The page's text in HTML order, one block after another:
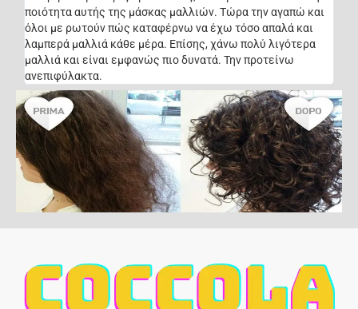
ποιότητα αυτής της μάσκας μαλλιών. Τώρα την αγαπώ και
όλοι με ρωτούν πώς καταφέρνω να έχω τόσο απαλά και
λαμπερά μαλλιά κάθε μέρα. Επίσης, χάνω πολύ λιγότερα
μαλλιά και είναι εμφανώς πιο δυνατά. Την προτείνω
ανεπιφύλακτα.